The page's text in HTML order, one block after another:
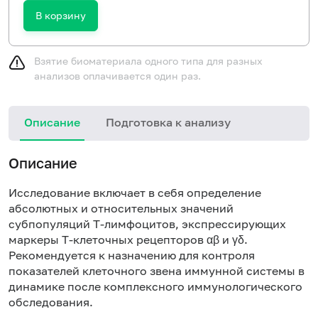
В корзину
Взятие биоматериала одного типа для разных
анализов оплачивается один раз.
Описание Подготовка к анализу
Описание
Исследование включает в себя определение
абсолютных и относительных значений
субпопуляций T-лимфоцитов, экспрессирующих
маркеры T-клеточных рецепторов αβ и γδ.
Рекомендуется к назначению для контроля
показателей клеточного звена иммунной системы в
динамике после комплексного иммунологического
обследования.